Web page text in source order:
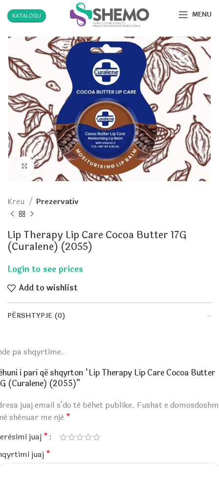
KATALOGU MENU
Click to enlarge
Kreu Prezervativ
Lip Therapy Lip Care Cocoa Butter 17G
(Curalene) (2055)
Add to wishlist
PËRSHTYPJE (0)
pa shqyrtime.
i pari që shqyrton “Lip Therapy Lip Care Cocoa Butter
(Curalene) (2055)”
juaj email s’do të bëhet publike. Fushat e
shënuar me një *
juaj *
juaj *